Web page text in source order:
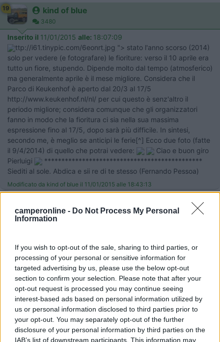
camperonline - Do Not Process My Personal
Information
If you wish to opt-out of the sale, sharing to third parties, or
processing of your personal or sensitive information for
targeted advertising by us, please use the below opt-out
section to confirm your selection. Please note that after your
opt-out request is processed you may continue seeing
interest-based ads based on personal information utilized by
us or personal information disclosed to third parties prior to
your opt-out. You may separately opt-out of the further
disclosure of your personal information by third parties on the
IAB’s list of downstream participants. This information may
19 kind of blue
3480
Inserito il 11/01/2015 alle: 18:07:09
ttp://i61.tinypic.com/6eonrt.jpg "> stato l'anno scorso (2014)
solo per vedere (e fotografare) le fioriture: verso il 10 aprile era
tutto un fiore, stupendo. Dipende molto dal tempo (atmosferico)
ma generalmente aprile è il mese migliore. Considera che il
Parco di Keukenhof è aperto dal 20/3 al 17/5
http://www.keukenhof.nl/nl/ per cui questo è senz'altro il
periodo migliore; considera comunque che gli organizzatori
fanno in modo che la fioritura ci sia nella sua massima
espressione fino al 17/5, dopo sarà più difficile. In sintesi,
secondo me, è meglio se anticipi le ferie[^] Ecco due foto (fatte
il 9/4/2014) di quello che potrai vedere:
Ciao e buon giro
Pierluigi
**********************************************
Siediti al sole. Abdica e sii re di te stesso (Fernando Pessoa)
Modificato da kind of blue il 11/01/2015 alle 18:43:13
38
andare dal 25/04 al 01/05 e penso che questo è il periodo più
giusto. se pensate di poter cambiare periodo ci potremmo
organizzare. a presto. [:D][:D]
quote:Risposta al messaggio di mirka inserito in data
11/01/2015 16:15:39 (Visualizza messaggio in nuova finestra
> Narciso Ornella
barbagianni7169
5940